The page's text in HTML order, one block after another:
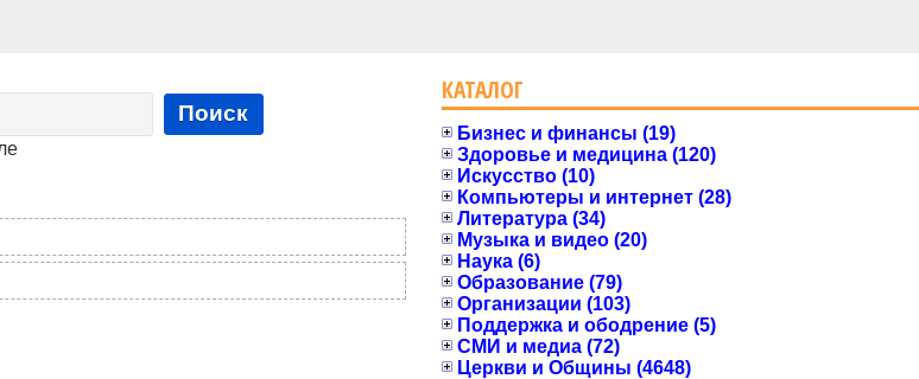
Поиск
КАТАЛОГ
Бизнес и финансы (19)
Здоровье и медицина (120)
Искусство (10)
Компьютеры и интернет (28)
Литература (34)
Музыка и видео (20)
Наука (6)
Образование (79)
Организации (103)
Поддержка и ободрение (5)
СМИ и медиа (72)
Церкви и Общины (4648)